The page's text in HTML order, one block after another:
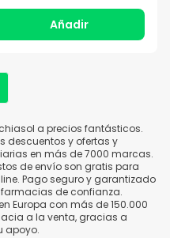
Añadir
a precios fantásticos.
descuentos y ofertas y
en más de 7000 marcas.
de envío son gratis para
Pago seguro y garantizado
de confianza.
Europa con más de 150.000
a la venta, gracias a
apoyo.